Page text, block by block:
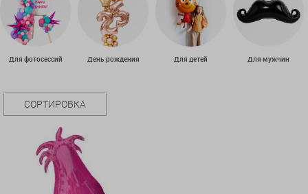
Для фотосессий День рождения Для детей Для мужчин
СОРТИРОВКА